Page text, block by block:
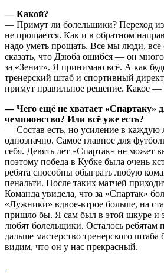
— Какой?
— Примут ли болельщики? Переход из
не прощается. Как и в обратном
надо уметь прощать. Все мы люди,
сказать, что Дзюба ошибся — он
за «Зенит». Я принимаю всё. А как
тренерский штаб и спортивный
примут правильное решение. Какое —
— Чего ещё не хватает «Спартаку»
чемпионство? Или всё уже есть?
— Состав есть, но усиление в
однозначно. Самое главное для
себя. Девять лет «Спартак» не может
поэтому победа в Кубке была очень
ребята способны обыграть любую
пенальти. После таких матчей
Команда увидела, что за «Спартак»
«Лужники» вдвое-втрое больше, на
пришло бы. Я сам был в этой шкуре и
любят болельщики. Осталось ребятам
дальше мастерство тренерского
видим, что он у нас прекрасный.